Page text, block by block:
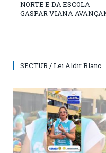
NORTE E DA ESCOLA
GASPAR VIANA
SECTUR / Lei Aldir Blanc